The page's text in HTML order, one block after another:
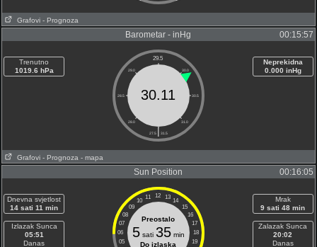
Grafovi - Prognoza
Barometar - inHg 00:15:57
Trenutno
1019.6 hPa
29.5
29.0 30.0
28.5 30.5
28.0 31.0
27.5 31.5
|
30.11
Neprekidna
0.000 inHg
Grafovi - Prognoza - mapa
Sun Position 00:16:05
Dnevna svjetlost
14 sati 11 min
Izlazak Sunca
05:51
Danas
12
11 13
10
14
09
15
08
16
07
17
06
18
05
19
Preostalo
5sati 35min
Do izlaska
Mrak
9 sati 48 min
Zalazak Sunca
20:02
Danas